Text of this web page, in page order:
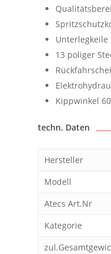
13 poliger
Kippwinkel
techn. Daten
Hersteller
Modell
Atecs Art.Nr
Kategorie